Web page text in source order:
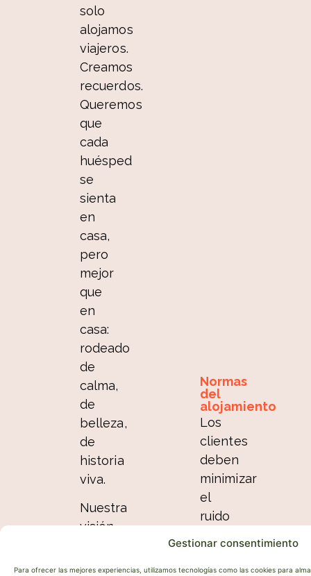
Gestionar consentimiento
Para ofrecer las mejores experiencias, utilizamos tecnologías como las cookies para
solo
alojamos
viajeros.
Creamos
recuerdos.
Queremos
que
cada
huésped
se
sienta
en
casa,
pero
mejor
que
en
casa:
rodeado
de
calma,
de
belleza,
de
historia
viva.
Nuestra
visión
el
Normas
del
alojamiento
Los
clientes
deben
minimizar
el
ruido
a